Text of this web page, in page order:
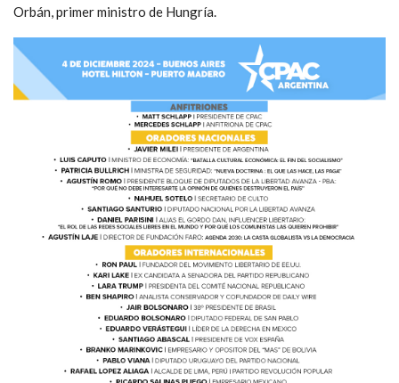
Orbán, primer ministro de Hungría.